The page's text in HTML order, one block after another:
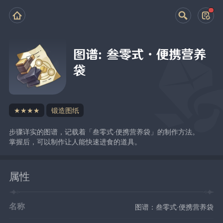
图谱：叁零式·便携营养
袋
★★★★ 锻造图纸
步骤详实的图谱，记载着「叁零式·便携营养袋」的制作方法。
掌握后，可以制作让人能快速进食的道具。
属性
名称 图谱：叁零式·便携营养袋